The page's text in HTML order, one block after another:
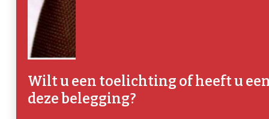
Wilt u een toelichting of heeft u
deze belegging?